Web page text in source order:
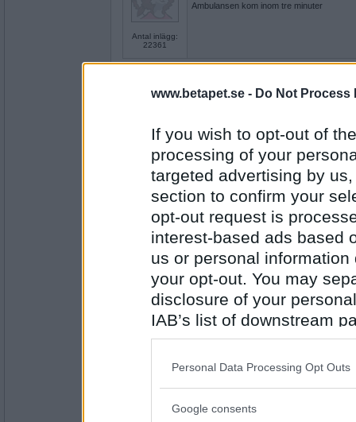
www.betapet.se - Do Not Process
If you wish to opt-out of
processing of your
targeted advertising by
section to confirm your
opt-out request is
interest-based ads based
us or personal
your opt-out. You may
disclosure of your
IAB’s list of downstream
also be disclosed by us
Downstream Participants
Please note that this
Personal Data Processing Opt Outs
Google consents
Antal inlägg:
22361
Ambulansen kom inom tre minuter
Antal inlägg:
6961
Vad hände när din julgran brann upp?
Det är väl ingenting att tjafsa om
Antal inlägg:
15624
Att naturkatastrofer blir mer och mer vad
I natt jag drömde någonting jag aldrig
Greta grus